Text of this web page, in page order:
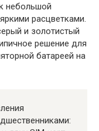
небольшой
расцветками.
и золотистый
решение для
батареей на